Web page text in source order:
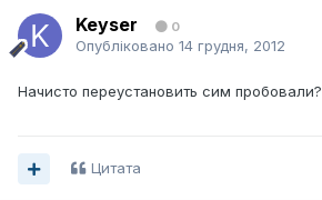
Keyser 0
Опубліковано 14 грудня, 2012
Начисто переустановить сим пробовали?
Цитата